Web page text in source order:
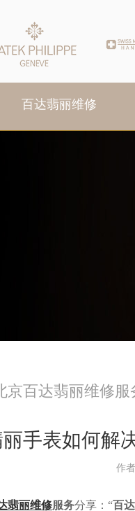
百达翡丽维修
京百达翡丽维修服
手表如何解
作
翡丽维修服务分享：“百